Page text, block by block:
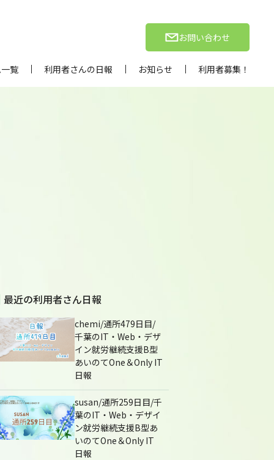
お問い合わせ
覧 利用者さんの日報 お知らせ 利用者募集！
最近の利用者さん日報
chemi/通所479日目/
千葉のIT・Web・デザ
イン就労継続支援B型
あいのてOne＆Only IT
日報
susan/通所259日目/千
葉のIT・Web・デザイ
ン就労継続支援B型あ
いのてOne＆Only IT
日報